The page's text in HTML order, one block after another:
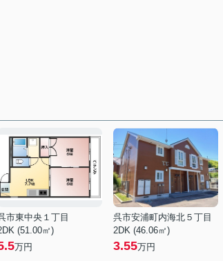
市東中央１丁目
(51.00㎡)
万円
呉市安浦町内海北５丁目
2DK (46.06㎡)
3.55万円